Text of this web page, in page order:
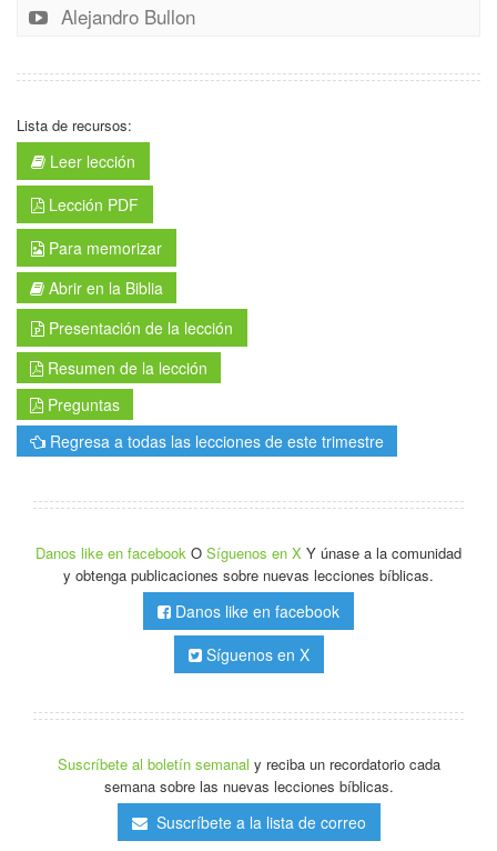
Alejandro Bullon
Lista de recursos:
Leer lección
Lección PDF
Para memorizar
Abrir en la Biblia
Presentación de la lección
Resumen de la lección
Preguntas
Regresa a todas las lecciones de este trimestre
Danos like en facebook O Síguenos en X Y únase a la comunidad
y obtenga publicaciones sobre nuevas lecciones bíblicas.
Danos like en facebook
Síguenos en X
Suscríbete al boletín semanal y reciba un recordatorio cada
semana sobre las nuevas lecciones bíblicas.
Suscríbete a la lista de correo